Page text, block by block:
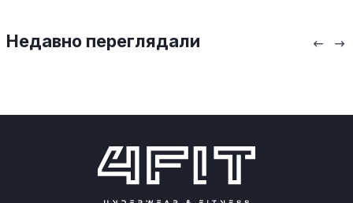
Недавно переглядали